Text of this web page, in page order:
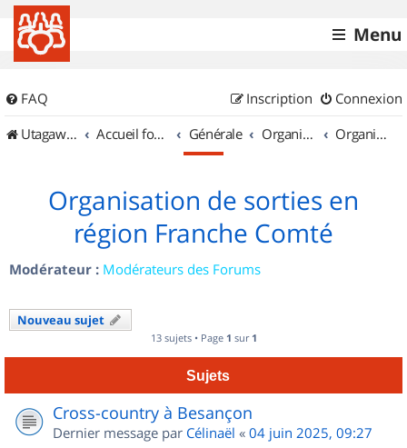
Menu
FAQ Connexion
Inscription
UtagawaVTT (Randos VTT et VTTAE avec traces GPS)
Accueil forum Générale Organisation de sorties & Recherche de partenaires Organisation de sorties en région Franche Comté
Organisation de sorties en
région Franche Comté
Modérateur : Modérateurs des Forums
Nouveau sujet
13 sujets • Page 1 sur 1
Sujets
Cross-country à Besançon
Dernier message par Célinaël « 04 juin 2025, 09:27